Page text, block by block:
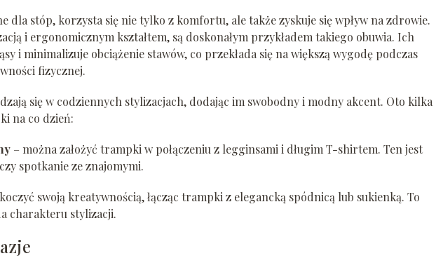
dla stóp, korzysta się nie tylko z komfortu, ale także zyskuje się wpływ na zdrowie.
i ergonomicznym kształtem, są doskonałym przykładem takiego obuwia. Ich
i minimalizuje obciążenie stawów, co przekłada się na większą wygodę podczas
fizycznej.
się w codziennych stylizacjach, dodając im swobodny i modny akcent. Oto kilka
na co dzień:
– można założyć trampki w połączeniu z legginsami i długim T-shirtem. Ten jest
spotkanie ze znajomymi.
swoją kreatywnością, łącząc trampki z elegancką spódnicą lub sukienką. To
charakteru stylizacji.